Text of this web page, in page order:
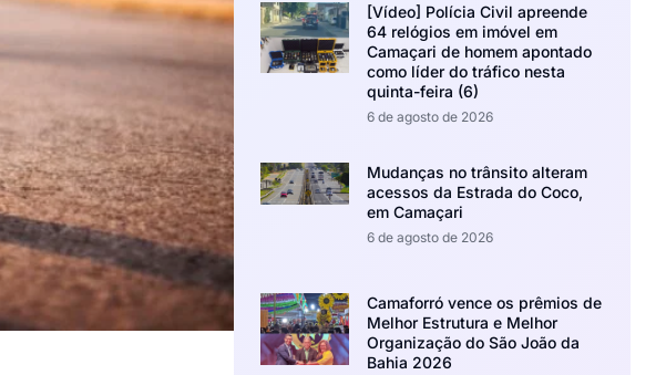
[Vídeo] Polícia Civil apreende
64 relógios em imóvel em
Camaçari de homem apontado
como líder do tráfico nesta
quinta-feira (6)
6 de agosto de 2026
Mudanças no trânsito alteram
acessos da Estrada do Coco,
em Camaçari
6 de agosto de 2026
Camaforró vence os prêmios de
Melhor Estrutura e Melhor
Organização do São João da
Bahia 2026